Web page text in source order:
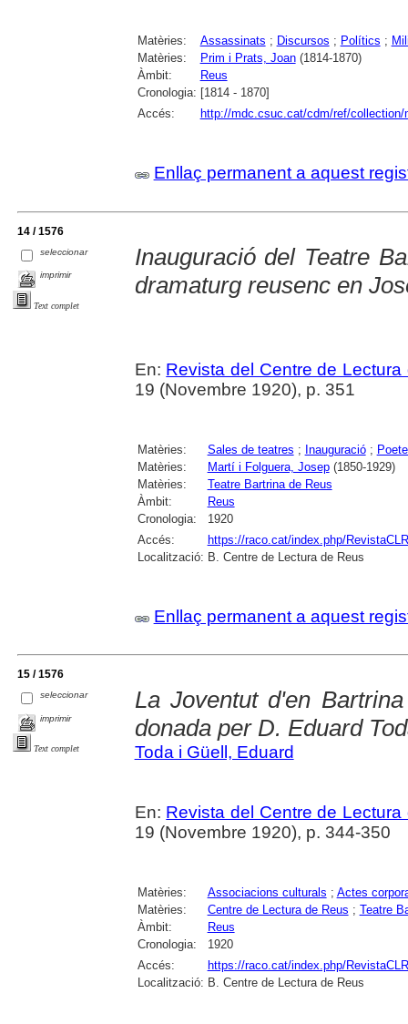
Matèries: Assassinats ; Discursos ; Polítics ;
Matèries:
Prim i Prats, Joan(1814-1870)
Àmbit:
Reus
Cronologia: [1814 - 1870]
Accés:
http://mdc.csuc.cat/cdm/ref/collection/
Enllaç permanent a aquest
14 / 1576
seleccionar
imprimir
Text complet
Inauguració del Teatre
dramaturg reusenc en
En: Revista del Centre de Lectura
19 (Novembre 1920), p. 351
Matèries: Sales de teatres ; Inauguració;
Matèries:
Martí i Folguera, Josep(1850-1929)
Matèries:
Teatre Bartrina de Reus
Àmbit:
Reus
Cronologia:
1920
Accés:
https://raco.cat/index.php/
Localització: B. Centre de Lectura de Reus
Enllaç permanent a aquest
15 / 1576
seleccionar
imprimir
Text complet
La Joventut d'en
donada per D. Eduard
Toda i Güell, Eduard
En: Revista del Centre de Lectura
19 (Novembre 1920), p. 344-350
Matèries: Associacions culturals ; Actes
Matèries:
Centre de Lectura de Reus ; Teatre
Àmbit:
Reus
Cronologia:
1920
Accés:
https://raco.cat/index.php/
Localització: B. Centre de Lectura de Reus